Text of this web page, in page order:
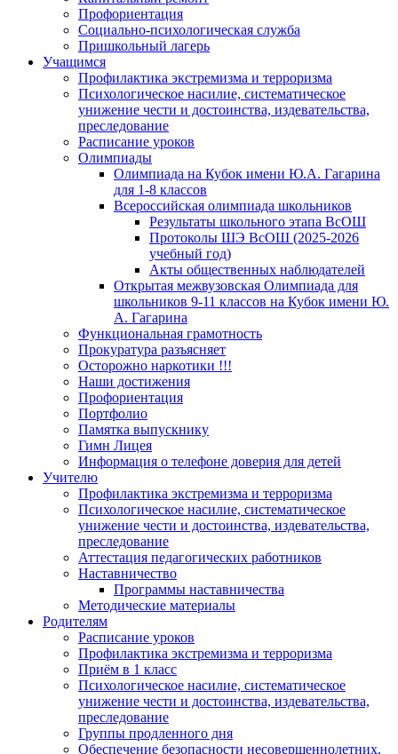
Профориентация
Социально-психологическая служба
Пришкольный лагерь
Учащимся
Профилактика экстремизма и терроризма
Психологическое насилие, систематическое
унижение чести и достоинства, издевательства,
преследование
Расписание уроков
Олимпиады
Олимпиада на Кубок имени Ю.А. Гагарина
для 1-8 классов
Всероссийская олимпиада школьников
Результаты школьного этапа ВсОШ
Протоколы ШЭ ВсОШ (2025-2026
учебный год)
Акты общественных наблюдателей
Открытая межвузовская Олимпиада для
школьников 9-11 классов на Кубок имени Ю.
А. Гагарина
Функциональная грамотность
Прокуратура разъясняет
Осторожно наркотики !!!
Наши достижения
Профориентация
Портфолио
Памятка выпускнику
Гимн Лицея
Информация о телефоне доверия для детей
Учителю
Профилактика экстремизма и терроризма
Психологическое насилие, систематическое
унижение чести и достоинства, издевательства,
преследование
Аттестация педагогических работников
Наставничество
Программы наставничества
Методические материалы
Родителям
Расписание уроков
Профилактика экстремизма и терроризма
Приём в 1 класс
Психологическое насилие, систематическое
унижение чести и достоинства, издевательства,
преследование
Группы продленного дня
Обеспечение безопасности несовершеннолетних.